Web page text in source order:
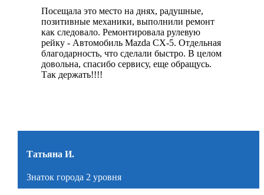
Посещала это место на днях, радушные,
позитивные механики, выполнили ремонт
как следовало. Ремонтировала рулевую
рейку - Автомобиль Mazda CX-5. Отдельная
благодарность, что сделали быстро. В целом
довольна, спасибо сервису, еще обращусь.
Так держать!!!!
Татьяна И.
Знаток города 2 уровня